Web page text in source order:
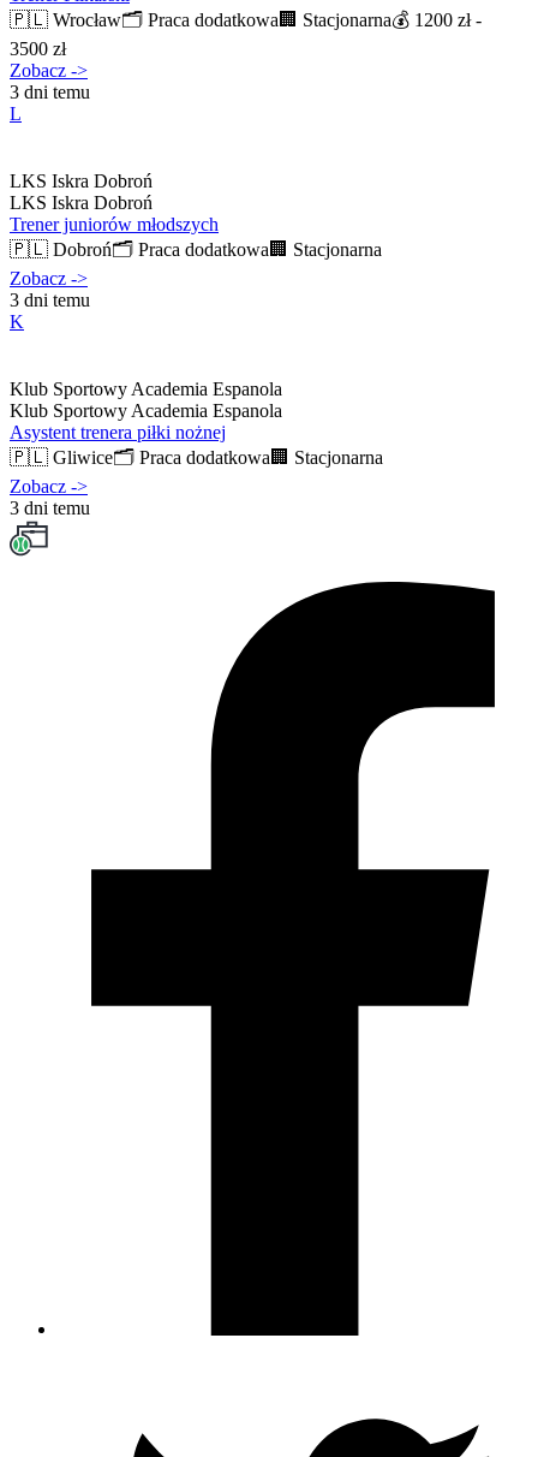
🇵🇱 Wrocław🗂️ Praca dodatkowa 🏢 Stacjonarna💰 1200 zł -
3500 zł
Zobacz ->
3 dni temu
L
LKS Iskra Dobroń
LKS Iskra Dobroń
Trener juniorów młodszych
🇵🇱 Dobroń🗂️ Praca dodatkowa 🏢 Stacjonarna
Zobacz ->
3 dni temu
K
Klub Sportowy Academia Espanola
Klub Sportowy Academia Espanola
Asystent trenera piłki nożnej
🇵🇱 Gliwice🗂️ Praca dodatkowa 🏢 Stacjonarna
Zobacz ->
3 dni temu